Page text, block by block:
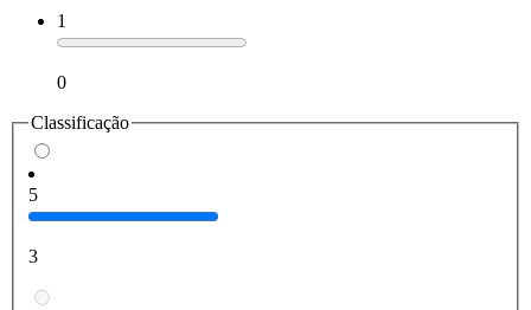
1
0
Classificação
5
3